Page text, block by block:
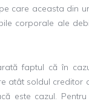
care aceasta din
corporale ale
faptul că în
atât soldul creditor
este cazul.